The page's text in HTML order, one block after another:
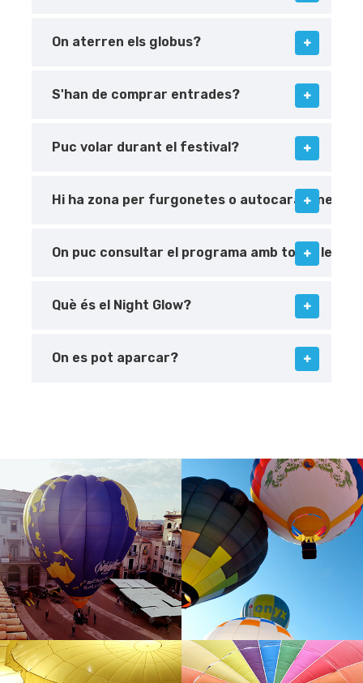
On aterren els globus?
S'han de comprar entrades?
Puc volar durant el festival?
Hi ha zona per furgonetes o autocaravanes?
On puc consultar el programa amb totes les
Què és el Night Glow?
On es pot aparcar?